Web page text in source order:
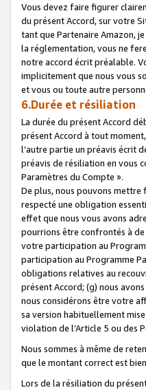
Vous devez faire figurer
du présent Accord, sur votre
tant que Partenaire Amazon,
la réglementation, vous ne
notre accord écrit préalable.
implicitement que nous vous
et vous ou toute autre
6.Durée et résiliation
La durée du présent Accord
présent Accord à tout
l’autre partie un préavis écrit
préavis de résiliation en vous
Paramètres du Compte ».
De plus, nous pouvons mettre
respecté une obligation
effet que nous vous avons
pourrions être confrontés à
votre participation au
participation au Programme
obligations relatives au
présent Accord; (g) nous
nous considérons être votre
sa version habituellement
violation de l’Article 5 ou des
Nous sommes à même de
que le montant correct est
Lors de la résiliation du